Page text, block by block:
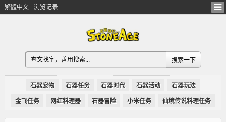
繁體中文 浏览记录
石器宠物 石器任务 石器时代 石器活动 石器玩法
金飞任务 网红料理器 石器冒险 小米任务 仙境传说料理任务